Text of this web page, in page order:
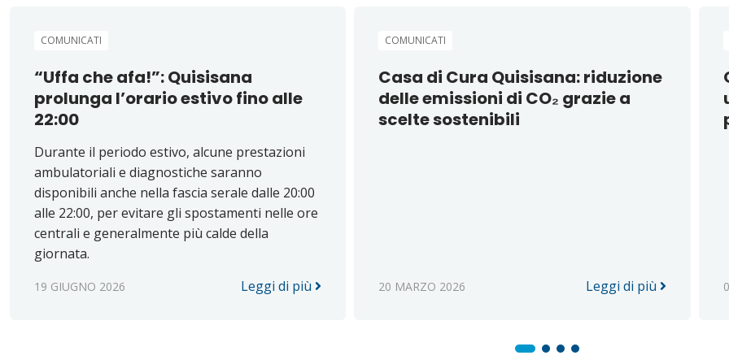
COMUNICATI
“Uffa che afa!”: Quisisana
prolunga l’orario estivo fino alle
22:00
Durante il periodo estivo, alcune prestazioni
ambulatoriali e diagnostiche saranno
disponibili anche nella fascia serale dalle 20:00
alle 22:00, per evitare gli spostamenti nelle ore
centrali e generalmente più calde della
giornata.
19 GIUGNO 2026 Leggi di più
COMUNICATI
Casa di Cura Quisisana: riduzione
delle emissioni di CO₂ grazie a
scelte sostenibili
20 MARZO 2026 Leggi di più